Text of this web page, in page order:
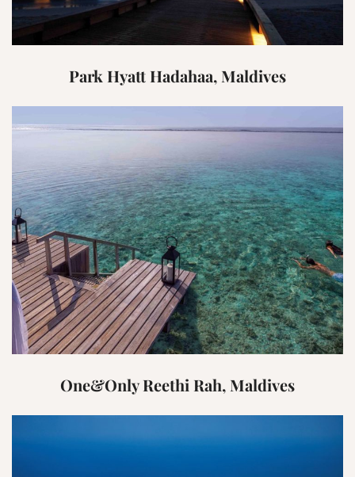
Park Hyatt Hadahaa, Maldives
One&Only Reethi Rah, Maldives